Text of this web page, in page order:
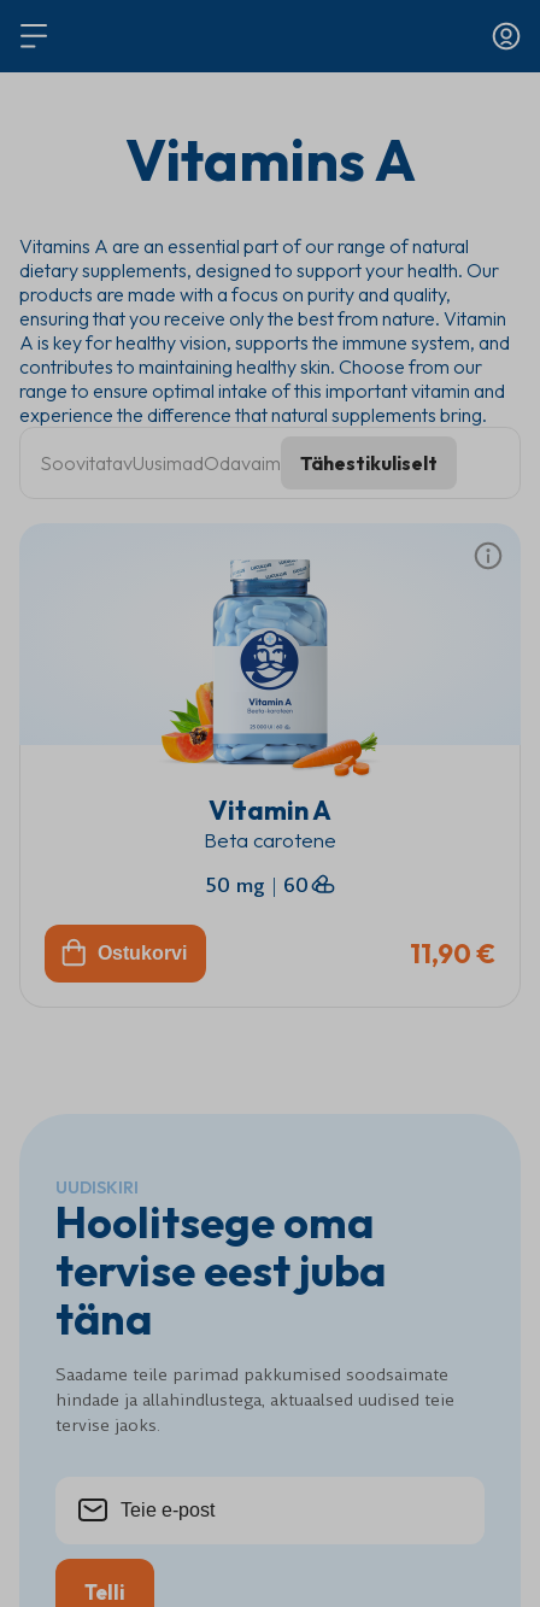
Vitamins A
Vitamins A are an essential part of our range of natural
dietary supplements, designed to support your health. Our
products are made with a focus on purity and quality,
ensuring that you receive only the best from nature. Vitamin
A is key for healthy vision, supports the immune system, and
contributes to maintaining healthy skin. Choose from our
range to ensure optimal intake of this important vitamin and
experience the difference that natural supplements bring.
SoovitatavUusimadOdavaim Tähestikuliselt
Vitamin A
Beta carotene
50 mg | 60
Ostukorvi 11,90 €
UUDISKIRI
Hoolitsege oma
tervise eest juba
täna
Saadame teile parimad pakkumised soodsaimate
hindade ja allahindlustega, aktuaalsed uudised teie
tervise jaoks.
Telli